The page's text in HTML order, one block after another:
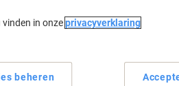
in onzeprivacyverklaring
beheren